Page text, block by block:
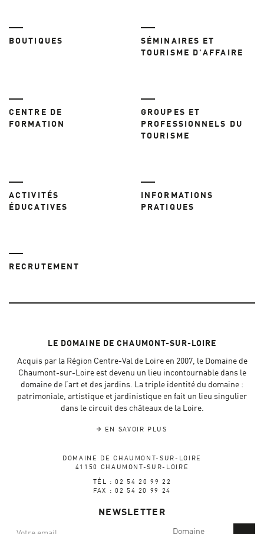
BOUTIQUES
SÉMINAIRES ET
TOURISME D'AFFAIRE
CENTRE DE
FORMATION
GROUPES ET
PROFESSIONNELS DU
TOURISME
ACTIVITÉS
ÉDUCATIVES
INFORMATIONS
PRATIQUES
RECRUTEMENT
LE DOMAINE DE CHAUMONT-SUR-LOIRE
Acquis par la Région Centre-Val de Loire en 2007, le Domaine de
Chaumont-sur-Loire est devenu un lieu incontournable dans le
domaine de l’art et des jardins. La triple identité du domaine :
patrimoniale, artistique et jardinistique en fait un lieu singulier
dans le circuit des châteaux de la Loire.
EN SAVOIR PLUS
DOMAINE DE CHAUMONT-SUR-LOIRE
41150 CHAUMONT-SUR-LOIRE
TÉL : 02 54 20 99 22
FAX : 02 54 20 99 24
NEWSLETTER